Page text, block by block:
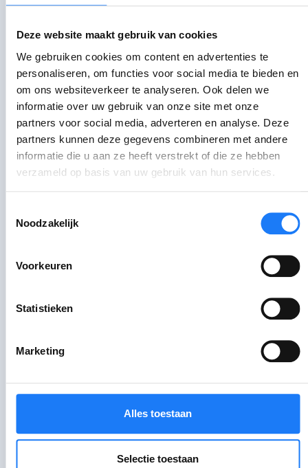
Deze website maakt gebruik van cookies
We gebruiken cookies om content en advertenties te
personaliseren, om functies voor social media te bieden en
om ons websiteverkeer te analyseren. Ook delen we
informatie over uw gebruik van onze site met onze
partners voor social media, adverteren en analyse. Deze
partners kunnen deze gegevens combineren met andere
informatie die u aan ze heeft verstrekt of die ze hebben
verzameld op basis van uw gebruik van hun services.
Noodzakelijk
Voorkeuren
Statistieken
Marketing
Alles toestaan
Selectie toestaan
van jouw vertrouwenspersoon
kandieop de hoogte blijven van
belangrijk beslissingen.
Heb je nog vragen?
tZitemzo heeft
antwoorden!
Praat erover
Chat met STEKR (0-18 jaar)